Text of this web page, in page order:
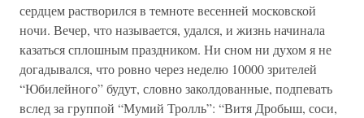
сердцем растворился в темноте весенней московской
ночи. Вечер, что называется, удался, и жизнь начинала
казаться сплошным праздником. Ни сном ни духом я не
догадывался, что ровно через неделю 10000 зрителей
“Юбилейного” будут, словно заколдованные, подпевать
вслед за группой “Мумий Тролль”: “Витя Дробыш, соси,